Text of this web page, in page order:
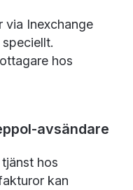
via Inexchange
hos
avsändare
hos
kan